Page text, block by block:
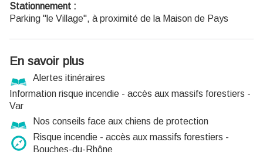
Stationnement :
Parking "le Village", à proximité de la Maison de Pays
En savoir plus
Alertes itinéraires
Information risque incendie - accès aux massifs forestiers -
Var
Nos conseils face aux chiens de protection
Risque incendie - accès aux massifs forestiers -
Bouches-du-Rhône